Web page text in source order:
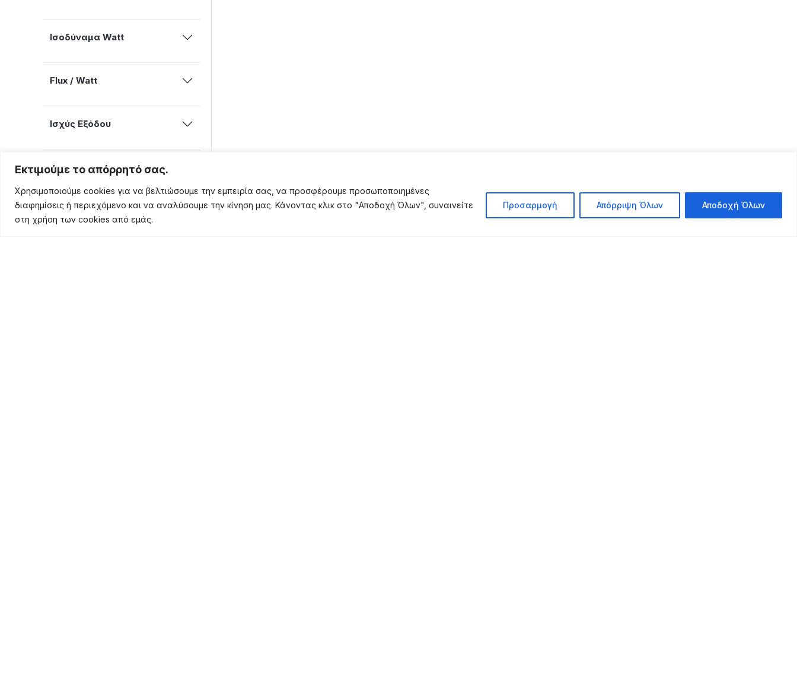
Εκτιμούμε το απόρρητό σας.
Χρησιμοποιούμε cookies για να βελτιώσουμε την εμπειρία σας, να προσφέρουμε προσωποποιημένες
διαφημίσεις ή περιεχόμενο και να αναλύσουμε την κίνηση μας. Κάνοντας κλικ στο "Αποδοχή Όλων", συναινείτε
στη χρήση των cookies από εμάς.
Προσαρμογή Απόρριψη Όλων Αποδοχή Όλων
Ισοδύναμα Watt
Flux / Watt
Ισχύς Εξόδου
Φωτεινή Ροή
Πιστοποίηση